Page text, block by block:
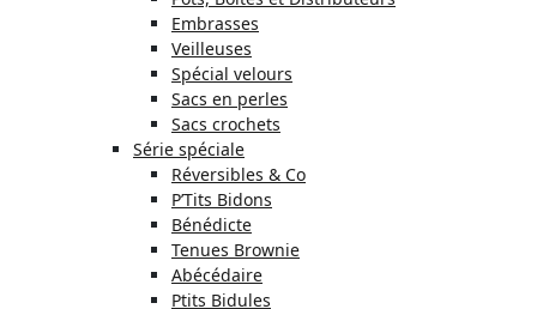
Embrasses
Veilleuses
Spécial velours
Sacs en perles
Sacs crochets
Série spéciale
Réversibles & Co
P’Tits Bidons
Bénédicte
Tenues Brownie
Abécédaire
Ptits Bidules